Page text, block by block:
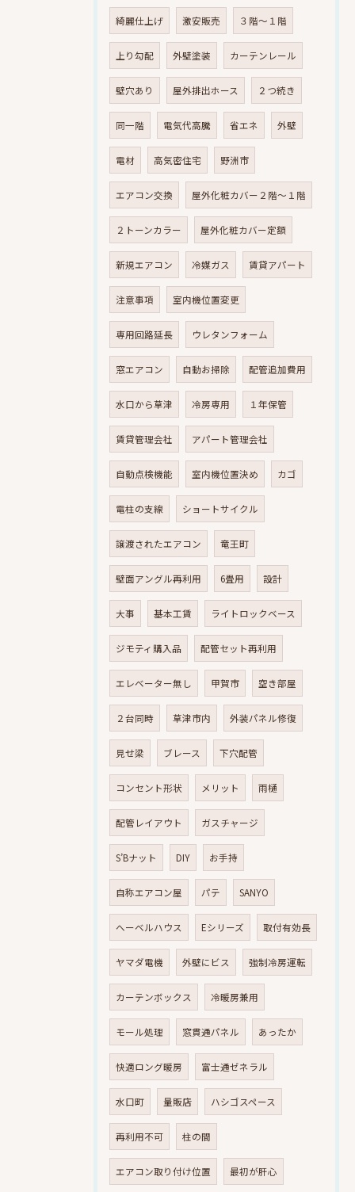
綺麗仕上げ 激安販売 ３階～１階
上り勾配 外壁塗装 カーテンレール
壁穴あり 屋外排出ホース ２つ続き
同一階 電気代高騰 省エネ 外壁
電材 高気密住宅 野洲市
エアコン交換 屋外化粧カバー２階～１階
２トーンカラー 屋外化粧カバー定額
新規エアコン 冷媒ガス 賃貸アパート
注意事項 室内機位置変更
専用回路延長 ウレタンフォーム
窓エアコン 自動お掃除 配管追加費用
水口から草津 冷房専用 １年保管
賃貸管理会社 アパート管理会社
自動点検機能 室内機位置決め カゴ
電柱の支線 ショートサイクル
譲渡されたエアコン 竜王町
壁面アングル再利用 6畳用 設計
大事 基本工賃 ライトロックベース
ジモティ購入品 配管セット再利用
エレベーター無し 甲賀市 空き部屋
２台同時 草津市内 外装パネル修復
見せ梁 ブレース 下穴配管
コンセント形状 メリット 雨樋
配管レイアウト ガスチャージ
S’Bナット DIY お手持
自称エアコン屋 パテ SANYO
へーベルハウス Eシリーズ 取付有効長
ヤマダ電機 外壁にビス 強制冷房運転
カーテンボックス 冷暖房兼用
モール処理 窓貫通パネル あったか
快適ロング暖房 富士通ゼネラル
水口町 量販店 ハシゴスペース
再利用不可 柱の間
エアコン取り付け位置 最初が肝心